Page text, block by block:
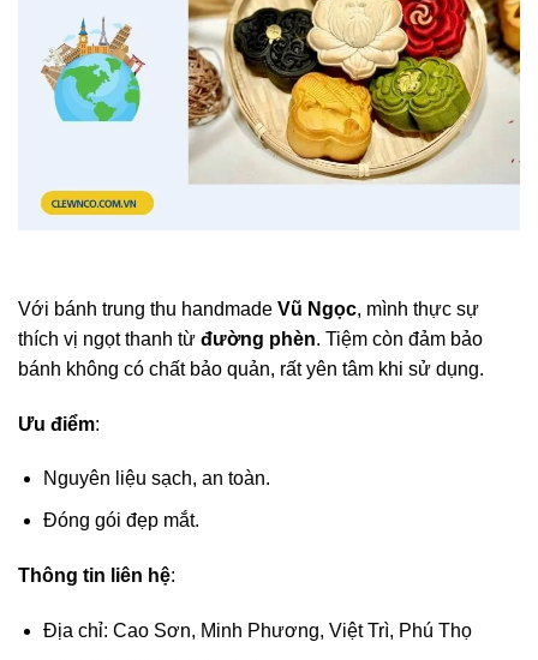
Với bánh trung thu handmade Vũ Ngọc, mình thực sự
thích vị ngọt thanh từ đường phèn. Tiệm còn đảm bảo
bánh không có chất bảo quản, rất yên tâm khi sử dụng.
Ưu điểm:
Nguyên liệu sạch, an toàn.
Đóng gói đẹp mắt.
Thông tin liên hệ:
Địa chỉ: Cao Sơn, Minh Phương, Việt Trì, Phú Thọ